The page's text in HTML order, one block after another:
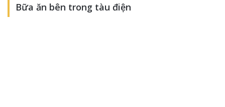
Bữa ăn bên trong tàu điện